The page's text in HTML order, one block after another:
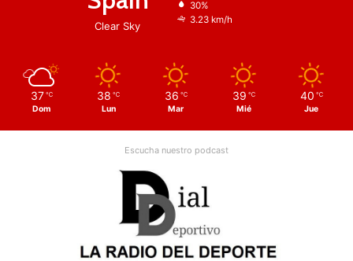
Clear Sky
30%
3.23 km/h
37 ℃
Dom
38 ℃
Lun
36 ℃
Mar
39 ℃
Mié
40 ℃
Jue
Escucha nuestro podcast